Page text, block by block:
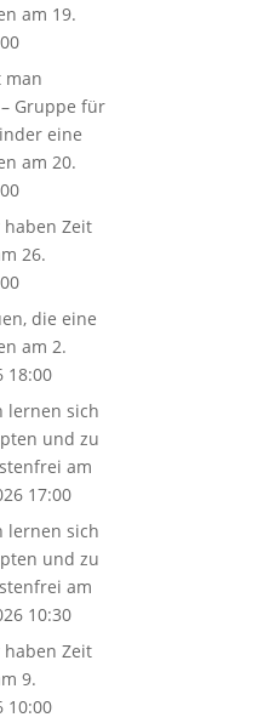
am 19.
man
Gruppe für
eine
am 20.
Zeit
26.
die eine
am 2.
18:00
lernen sich
und zu
am
17:00
lernen sich
und zu
am
10:30
Zeit
9.
10:00